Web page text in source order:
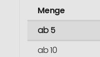
Menge
ab 5
ab 10